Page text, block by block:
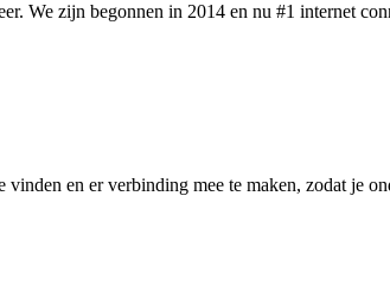
We zijn begonnen in 2014 en nu #1 internet
en er verbinding mee te maken, zodat je